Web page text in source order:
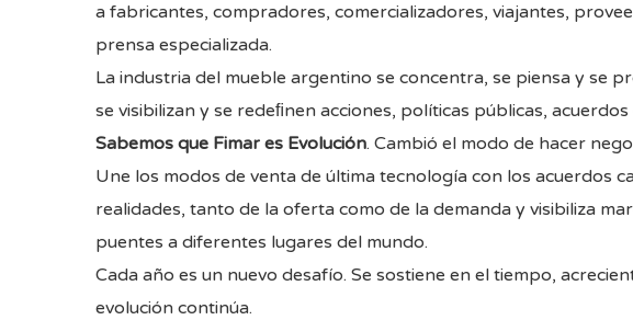
a fabricantes, compradores, comercializadores, viajantes,
prensa especializada.
La industria del mueble argentino se concentra, se piensa y se
se visibilizan y se redeﬁnen acciones, políticas públicas,
Sabemos que Fimar es Evolución. Cambió el modo de hacer
Une los modos de venta de última tecnología con los acuerdos
realidades, tanto de la oferta como de la demanda y visibiliza
puentes a diferentes lugares del mundo.
Cada año es un nuevo desafío. Se sostiene en el tiempo,
evolución continúa.